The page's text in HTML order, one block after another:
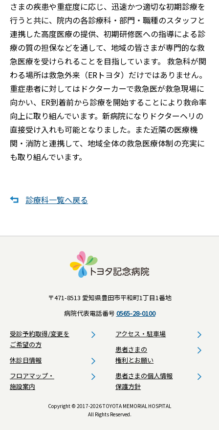
さまの疾患や重症度に応じ、迅速かつ適切な初期診療を
行うと共に、院内の各診療科・部門・職種のスタッフと
連携した高度医療の提供、初期研修医への指導による診
療の質の担保などを通して、地域の皆さまが専門的な救
急医療を受けられることを目指しています。 救急科が関
わる場所は救急外来（ERトヨタ）だけではありません。
重症患者に対してはドクターカーで救急医が救急現場に
向かい、ER到着前から診療を開始することにより救命率
向上に取り組んでいます。新病院になりドクターヘリの
直接受け入れも可能となりました。また近隣の医療機
関・消防と連携して、地域全体の救急医療体制の充実に
も取り組んでいます。
診療科一覧へ戻る
〒471-8513 愛知県豊田市平和町1丁目1番地
病院代表電話番号 0565-28-0100
受診予約取得/変更を
ご希望の方
休診日情報
フロアマップ・
施設案内
アクセス・駐車場
患者さまの
権利とお願い
患者さまの個人情報
保護方針
Copyright © 2017-2026 TOYOTA MEMORIAL HOSPITAL
All Rights Reserved.